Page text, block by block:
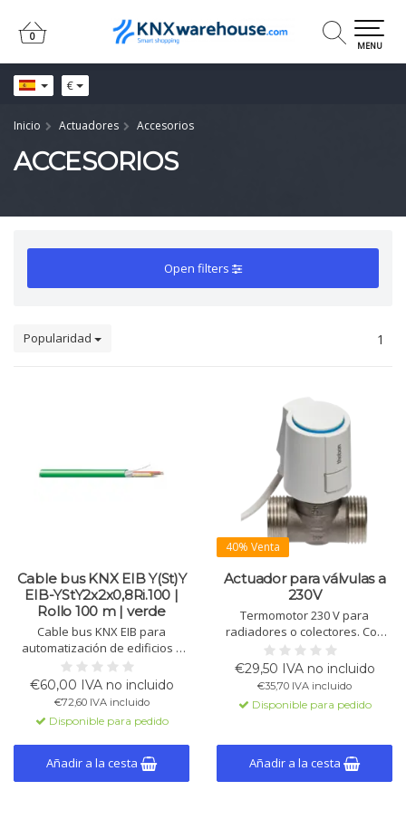
€
0
0
MENU
Inicio Actuadores Accesorios
ACCESORIOS
Open filters
Popularidad 1
Cable bus KNX EIB Y(St)Y
EIB-YStY2x2x0,8Ri.100 |
Rollo 100 m | verde
Cable bus KNX EIB para
automatización de edificios y
MSR. Siempre al mejor precio; el
fabricante puede variar según
disponibilidad y plazo.
€60,00 IVA no incluido
€72,60 IVA incluido
Disponible para pedido
Añadir a la cesta
40% Venta
Actuador para válvulas a
230V
Termomotor 230 V para
radiadores o colectores. Con
función "first open", 100 N, IP54,
montaje por clip, protección
contra fugas y sobretensión.
€29,50 IVA no incluido
€35,70 IVA incluido
Disponible para pedido
Añadir a la cesta